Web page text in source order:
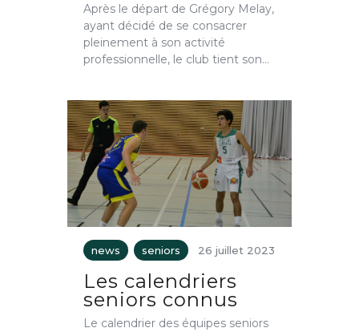
Après le départ de Grégory Melay,
ayant décidé de se consacrer
pleinement à son activité
professionnelle, le club tient son…
news seniors 26 juillet 2023
Les calendriers
seniors connus
Le calendrier des équipes seniors